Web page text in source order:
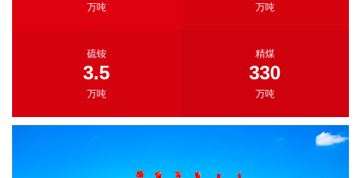
万吨 万吨
硫铵
3.5
万吨
精煤
330
万吨